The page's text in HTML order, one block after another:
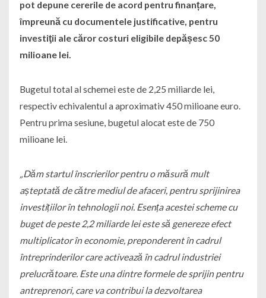
pot depune cererile de acord pentru finanțare,
împreună cu documentele justificative, pentru
investiţii ale căror costuri eligibile depășesc 50
milioane lei.
Bugetul total al schemei este de 2,25 miliarde lei,
respectiv echivalentul a aproximativ 450 milioane euro.
Pentru prima sesiune, bugetul alocat este de 750
milioane lei.
„Dăm startul înscrierilor pentru o măsură mult
așteptată de către mediul de afaceri, pentru sprijinirea
investițiilor în tehnologii noi. Esența acestei scheme cu
buget de peste 2,2 miliarde lei este să genereze efect
multiplicator în economie, preponderent în cadrul
întreprinderilor care activează în cadrul industriei
prelucrătoare. Este una dintre formele de sprijin pentru
antreprenori, care va contribui la dezvoltarea